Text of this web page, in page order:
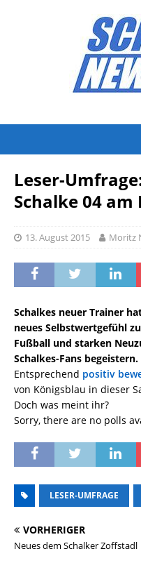
Leser-
Schalke 04 am
13. August 2015 Moritz
Schalkes neuer Trainer
neues Selbstwertgefühl
Fußball und starken
Schalkes-Fans begeistern.
Entsprechend positiv
von Königsblau in dieser
Doch was meint ihr?
Sorry, there are no polls
LESER-UMFRAGE
VORHERIGER
Neues dem Schalker Zoffstadl